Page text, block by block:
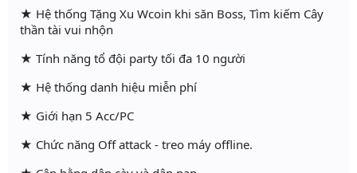
★ Hệ thống Tặng Xu Wcoin khi săn Boss, Tìm kiếm Cây
thần tài vui nhộn
★ Tính năng tổ đội party tối đa 10 người
★ Hệ thống danh hiệu miễn phí
★ Giới hạn 5 Acc/PC
★ Chức năng Off attack - treo máy offline.